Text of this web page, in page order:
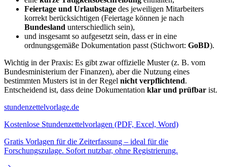
Feiertage und Urlaubstage des jeweiligen Mitarbeiters
korrekt berücksichtigen (Feiertage können je nach
Bundesland unterschiedlich sein),
und insgesamt so aufgesetzt sein, dass er in eine
ordnungsgemäße Dokumentation passt (Stichwort: GoBD).
Wichtig in der Praxis: Es gibt zwar offizielle Muster (z. B. vom
Bundesministerium der Finanzen), aber die Nutzung eines
bestimmten Musters ist in der Regel nicht verpflichtend.
Entscheidend ist, dass deine Dokumentation klar und prüfbar ist.
stundenzettelvorlage.de
Kostenlose Stundenzettelvorlagen (PDF, Excel, Word)
Gratis Vorlagen für die Zeiterfassung – ideal für die
Forschungszulage. Sofort nutzbar, ohne Registrierung.